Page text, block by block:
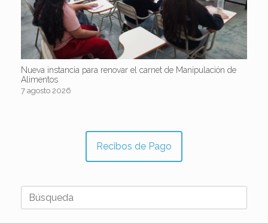
Nueva instancia para renovar el carnet de Manipulación de
Alimentos
7 agosto 2026
Recibos de Pago
Buscar: